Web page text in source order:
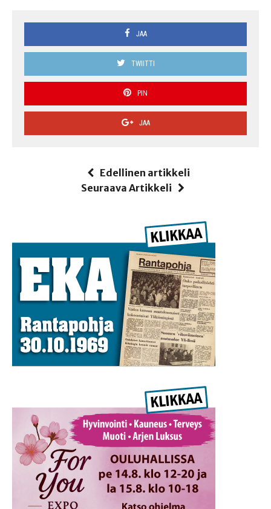
JAA
TWIITTI
PIN
JAA
Edellinen artikkeli
Seuraava Artikkeli